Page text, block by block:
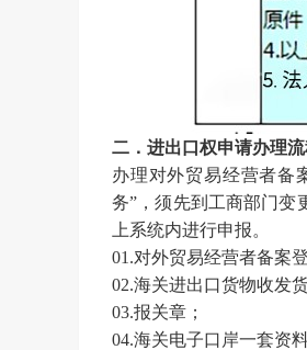
二．进出口权申请办理
办理对外贸易经营者备
务”，须先到工商部门变
上系统内进行申报。
01.对外贸易经营者备案
02.海关进出口货物收发
03.报关章；
04.海关电子口岸一套资